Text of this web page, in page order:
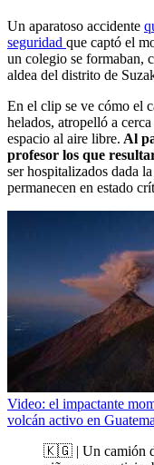
Un aparatoso accidente
seguridad que captó el
un colegio se formaban,
aldea del distrito de
En el clip se ve cómo el
helados, atropelló a
espacio al aire libre. Al
profesor los que
ser hospitalizados dada
permanecen en estado
Video: el impactante
volcán activo en
🇰🇬 | Un camión